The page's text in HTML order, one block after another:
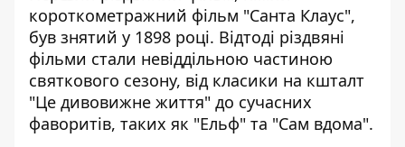
короткометражний фільм "Санта Клаус",
був знятий у 1898 році. Відтоді різдвяні
фільми стали невіддільною частиною
святкового сезону, від класики на кшталт
"Це дивовижне життя" до сучасних
фаворитів, таких як "Ельф" та "Сам вдома".